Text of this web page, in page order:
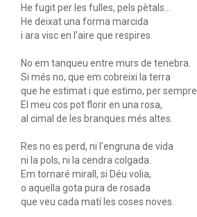
He fugit per les fulles, pels pètals...
He deixat una forma marcida
i ara visc en l'aire que respires.
No em tanqueu entre murs de tenebra.
Si més no, que em cobreixi la terra
que he estimat i que estimo, per sempre.
El meu cos pot florir en una rosa,
al cimal de les branques més altes.
Res no es perd, ni l'engruna de vida
ni la pols, ni la cendra colgada.
Em tornaré mirall, si Déu volia,
o aquella gota pura de rosada
que veu cada matí les coses noves.